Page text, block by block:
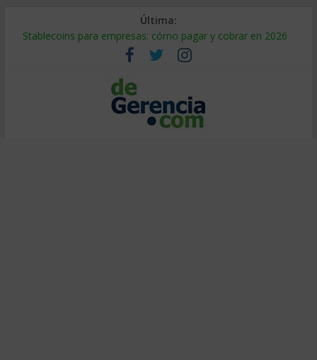
Última:
Stablecoins para empresas: cómo pagar y cobrar en 2026
Despido silencioso: qué es y por qué sale tan caro
IA en selección de personal: cómo auditarla a tiempo
Trabajo forzoso en la cadena de suministro: qué hacer
Mercado hispano de EE. UU.: cómo segmentarlo y venderle